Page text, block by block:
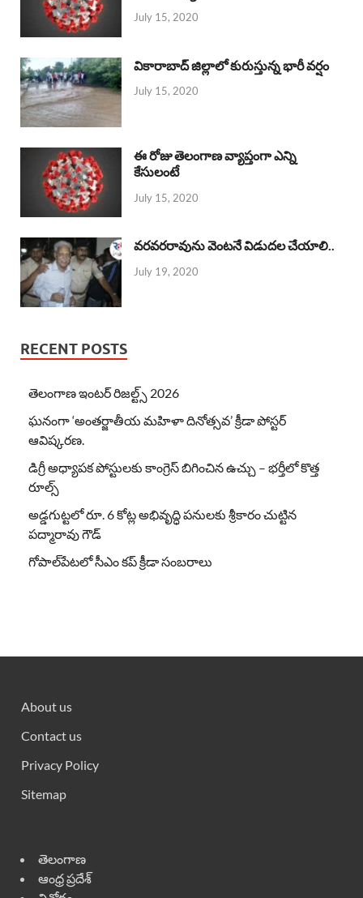
July 15, 2020
వికారాబాద్ జిల్లాలో కురుస్తున్న భారీ వర్షం
July 15, 2020
ఈ రోజు తెలంగాణ వ్యాప్తంగా ఎన్ని
కేసులంటే
July 15, 2020
వరవరరావును వెంటనే విడుదల చేయాలి..
July 19, 2020
RECENT POSTS
తెలంగాణ ఇంటర్ రిజల్ట్స్ 2026
ఘనంగా ‘అంతర్జాతీయ మహిళా దినోత్సవ’ క్రీడా పోస్టర్
ఆవిష్కరణ.
డిగ్రీ అధ్యాపక పోస్టులకు కాంగ్రెస్ బిగించిన ఉచ్చు – భర్తీలో కొత్త
రూల్స్
అడ్డగుట్టలో రూ. 6 కోట్ల అభివృద్ధి పనులకు శ్రీకారం చుట్టిన
పద్మారావు గౌడ్
గోపాల్‌పేటలో సీఎం కప్ క్రీడా సంబరాలు
About us
Contact us
Privacy Policy
Sitemap
తెలంగాణ
ఆంధ్ర ప్రదేశ్